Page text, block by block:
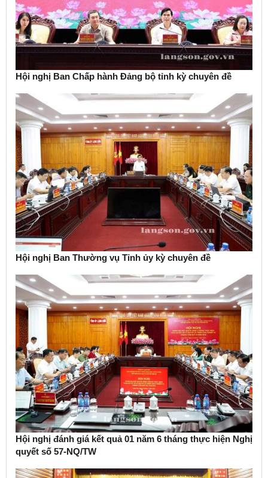
Hội nghị Ban Chấp hành Đảng bộ tỉnh kỳ chuyên đề
Hội nghị Ban Thường vụ Tỉnh ủy kỳ chuyên đề
Hội nghị đánh giá kết quả 01 năm 6 tháng thực hiện Nghị
quyết số 57-NQ/TW